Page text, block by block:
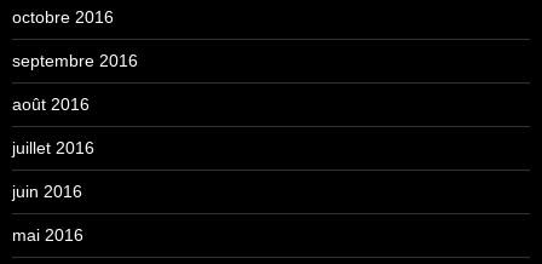
octobre 2016
septembre 2016
août 2016
juillet 2016
juin 2016
mai 2016